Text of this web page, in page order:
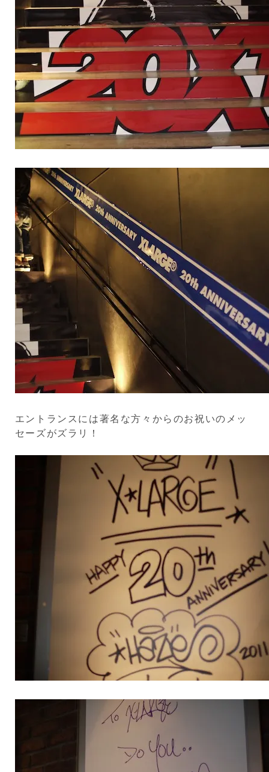
エントランスには著名な方々からのお祝いのメッ
セーズがズラリ！